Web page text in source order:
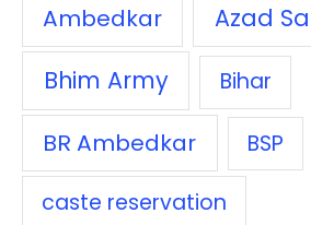
Ambedkar
Azad
Bhim Army
Bihar
BR Ambedkar
BSP
caste reservation